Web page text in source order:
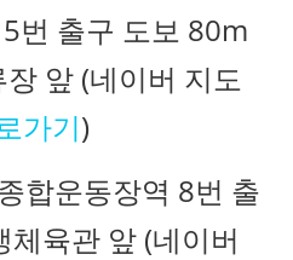
번 출구 도보 80m
앞 (네이버 지도
가기)
합운동장역 8번 출
육관 앞 (네이버